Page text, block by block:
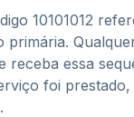
10101012
primária.
receba essa
foi prestado,